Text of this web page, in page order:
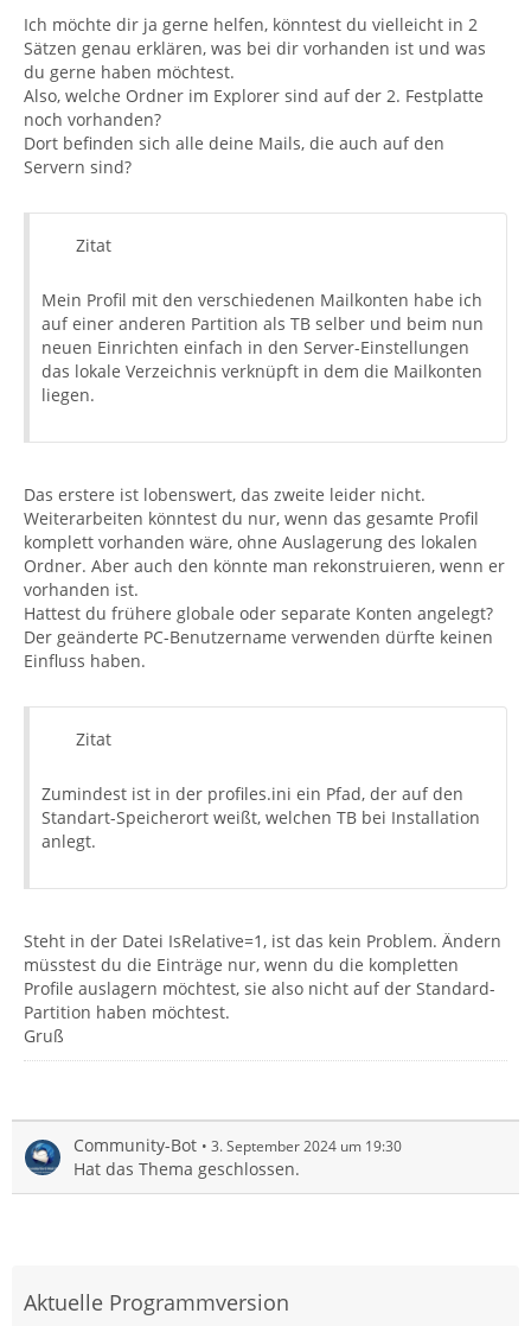
Ich möchte dir ja gerne helfen, könntest du vielleicht in 2
Sätzen genau erklären, was bei dir vorhanden ist und was
du gerne haben möchtest.
Also, welche Ordner im Explorer sind auf der 2. Festplatte
noch vorhanden?
Dort befinden sich alle deine Mails, die auch auf den
Servern sind?
Zitat
Mein Profil mit den verschiedenen Mailkonten habe ich
auf einer anderen Partition als TB selber und beim nun
neuen Einrichten einfach in den Server-Einstellungen
das lokale Verzeichnis verknüpft in dem die Mailkonten
liegen.
Das erstere ist lobenswert, das zweite leider nicht.
Weiterarbeiten könntest du nur, wenn das gesamte Profil
komplett vorhanden wäre, ohne Auslagerung des lokalen
Ordner. Aber auch den könnte man rekonstruieren, wenn er
vorhanden ist.
Hattest du frühere globale oder separate Konten angelegt?
Der geänderte PC-Benutzername verwenden dürfte keinen
Einfluss haben.
Zitat
Zumindest ist in der profiles.ini ein Pfad, der auf den
Standart-Speicherort weißt, welchen TB bei Installation
anlegt.
Steht in der Datei IsRelative=1, ist das kein Problem. Ändern
müsstest du die Einträge nur, wenn du die kompletten
Profile auslagern möchtest, sie also nicht auf der Standard-
Partition haben möchtest.
Gruß
Community-Bot 3. September 2024 um 19:30
Hat das Thema geschlossen.
Aktuelle Programmversion